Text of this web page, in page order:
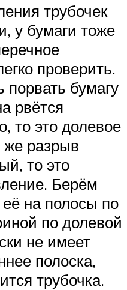
трубочек
у бумаги тоже
проверить.
порвать бумагу
рвётся
то это долевое
же разрыв
то это
Берём
её на полосы по
по долевой
не имеет
полоска,
трубочка.